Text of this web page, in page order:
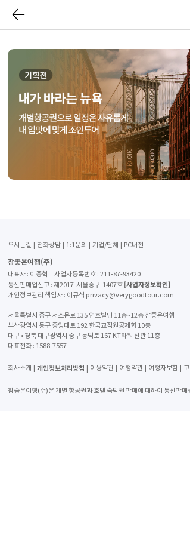
오시는길 전화상담 1:1문의 기업/단체 PC버전
참좋은여행(주)
대표자 : 이종혁│사업자등록번호 : 211-87-93420
통신판매업신고 : 제2017-서울중구-1407호 [사업자정보확인]
개인정보관리 책임자 : 이규식 privacy@verygoodtour.com
서울특별시 중구 서소문로 135 연호빌딩 11층~12층 참좋은여행
부산광역시 동구 중앙대로 192 한국교직원공제회 10층
대구 • 경북 대구광역시 중구 동덕로 167 KT타워 신관 11층
대표전화 : 1588-7557
회사소개 개인정보처리방침 이용약관 여행약관 여행자보험
참좋은여행(주)은 개별 항공권과 호텔 숙박권 판매에 대하여 통신